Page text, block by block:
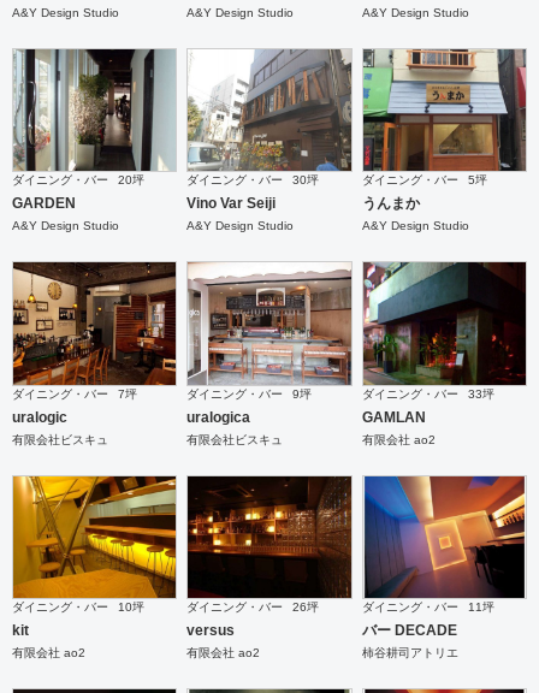
A&Y Design Studio A&Y Design Studio A&Y Design Studio
ダイニング・バー 20坪
GARDEN
A&Y Design Studio
ダイニング・バー 30坪
Vino Var Seiji
A&Y Design Studio
ダイニング・バー 5坪
うんまか
A&Y Design Studio
ダイニング・バー 7坪
uralogic
有限会社ビスキュ
ダイニング・バー 9坪
uralogica
有限会社ビスキュ
ダイニング・バー 33坪
GAMLAN
有限会社 ao2
ダイニング・バー 10坪
kit
有限会社 ao2
ダイニング・バー 26坪
versus
有限会社 ao2
ダイニング・バー 11坪
バー DECADE
柿谷耕司アトリエ